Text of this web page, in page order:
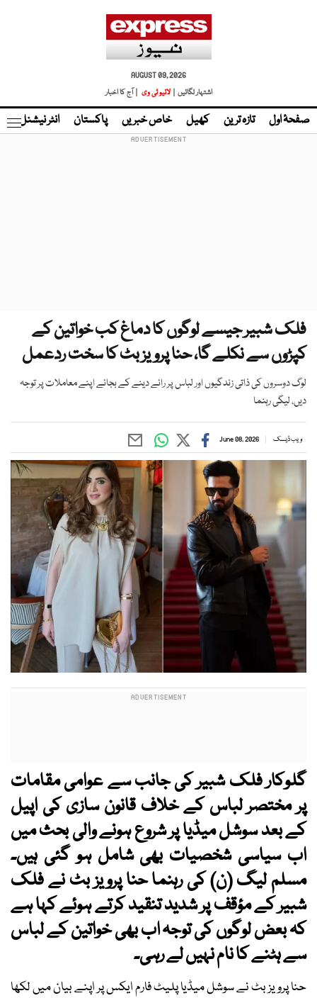
AUGUST 09, 2026
اشتہار لگائیں |
لائیو ٹی وی | آج کا اخبار
صفحۂ اول تازہ ترین کھیل خاص خبریں پاکستان انٹر نیشنل
فلک شبیر جیسے لوگوں کا دماغ کب خواتین کے
کپڑوں سے نکلے گا، حنا پرویز بٹ کا سخت ردعمل
لوگ دوسروں کی ذاتی زندگیوں اور لباس پر رائے دینے کے بجائے اپنے معاملات پر توجہ
دیں، لیگی رہنما
ویب ڈیسک June 08, 2026
گلوکار فلک شبیر کی جانب سے عوامی مقامات
پر مختصر لباس کے خلاف قانون سازی کی اپیل
کے بعد سوشل میڈیا پر شروع ہونے والی بحث میں
اب سیاسی شخصیات بھی شامل ہو گئی ہیں۔
مسلم لیگ (ن) کی رہنما حنا پرویز بٹ نے فلک
شبیر کے مؤقف پر شدید تنقید کرتے ہوئے کہا ہے
کہ بعض لوگوں کی توجہ اب بھی خواتین کے لباس
سے ہٹنے کا نام نہیں لے رہی۔
حنا پرویز بٹ نے سوشل میڈیا پلیٹ فارم ایکس پر اپنے بیان میں لکھا